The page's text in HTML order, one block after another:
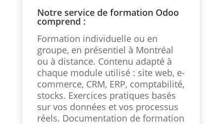
Notre service de formation Odoo
comprend :
Formation individuelle ou en
groupe, en présentiel à Montréal
ou à distance. Contenu adapté à
chaque module utilisé : site web, e-
commerce, CRM, ERP, comptabilité,
stocks. Exercices pratiques basés
sur vos données et vos processus
réels. Documentation de formation